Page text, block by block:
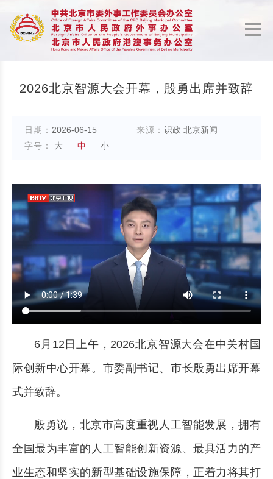
2026北京智源大会开幕，殷勇出席并致辞
日期： 2026-06-15 来源： 识政 北京新闻
字号：
大 中 小
6月12日上午，2026北京智源大会在中关村国
际创新中心开幕。市委副书记、市长殷勇出席开幕
式并致辞。
殷勇说，北京市高度重视人工智能发展，拥有
全国最为丰富的人工智能创新资源、最具活力的产
业生态和坚实的新型基础设施保障，正着力将其打